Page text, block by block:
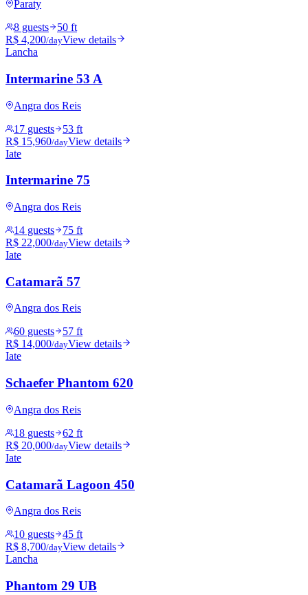
Paraty
8 guests
50 ft
R$ 4,200/dayView details
Lancha
Intermarine 53 A
Angra dos Reis
17 guests
53 ft
R$ 15,960/dayView details
Iate
Intermarine 75
Angra dos Reis
14 guests
75 ft
R$ 22,000/dayView details
Iate
Catamarã 57
Angra dos Reis
60 guests
57 ft
R$ 14,000/dayView details
Iate
Schaefer Phantom 620
Angra dos Reis
18 guests
62 ft
R$ 20,000/dayView details
Iate
Catamarã Lagoon 450
Angra dos Reis
10 guests
45 ft
R$ 8,700/dayView details
Lancha
Phantom 29 UB